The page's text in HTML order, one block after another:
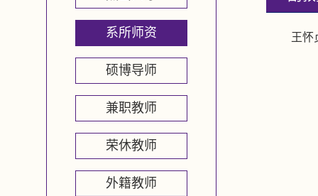
系所师资
硕博导师
兼职教师
荣休教师
外籍教师
王怀